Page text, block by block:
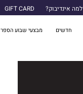
למה אינדיבוק? GIFT CARD
חדשים מבצעי שבוע הספר 2026